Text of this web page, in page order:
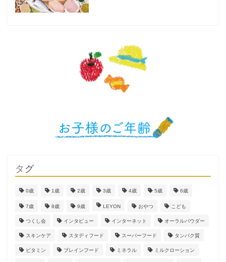
タグ
0歳 1歳 2歳 3歳 4歳 5歳 6歳
7歳 8歳 9歳 LEYON おやつ こども
つくし会 インタビュー インターネット オーラルパウダー
スキンケア スタディフード スーパーフード タンパク質
ビタミン ブレインフード ミネラル ミルクローション